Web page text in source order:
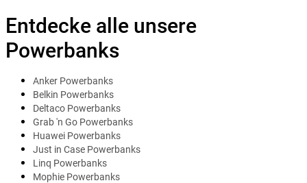
Entdecke alle unsere
Powerbanks
Anker Powerbanks
Belkin Powerbanks
Deltaco Powerbanks
Grab 'n Go Powerbanks
Huawei Powerbanks
Just in Case Powerbanks
Linq Powerbanks
Mophie Powerbanks